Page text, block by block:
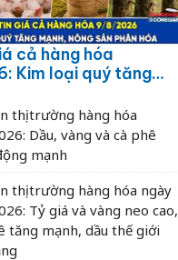
cả hàng hóa
Kim loại quý tăng
thị trường hàng hóa
Dầu, vàng và cà phê
mạnh
thị trường hàng hóa ngày
Tỷ giá và vàng neo cao,
tăng mạnh, dầu thế giới